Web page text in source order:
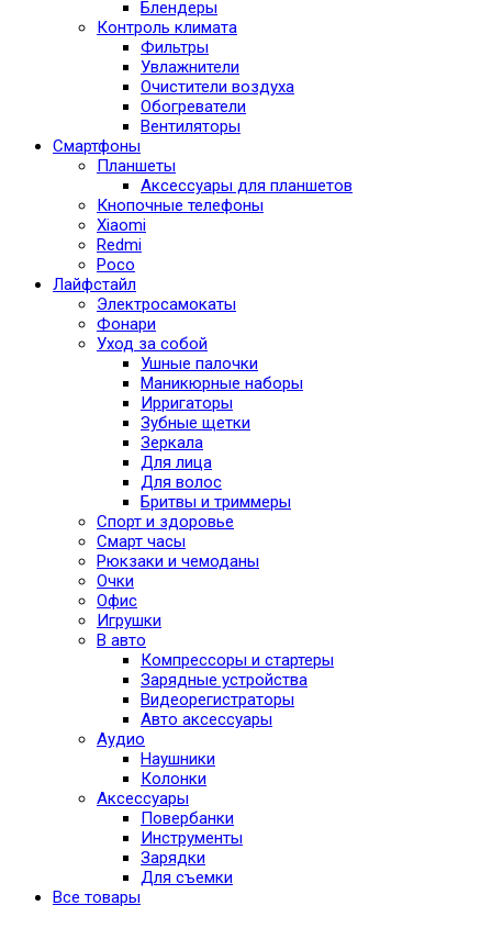
Блендеры
Контроль климата
Фильтры
Увлажнители
Очистители воздуха
Обогреватели
Вентиляторы
Смартфоны
Планшеты
Аксессуары для планшетов
Кнопочные телефоны
Xiaomi
Redmi
Poco
Лайфстайл
Электросамокаты
Фонари
Уход за собой
Ушные палочки
Маникюрные наборы
Ирригаторы
Зубные щетки
Зеркала
Для лица
Для волос
Бритвы и триммеры
Спорт и здоровье
Смарт часы
Рюкзаки и чемоданы
Очки
Офис
Игрушки
В авто
Компрессоры и стартеры
Зарядные устройства
Видеорегистраторы
Авто аксессуары
Аудио
Наушники
Колонки
Аксессуары
Повербанки
Инструменты
Зарядки
Для съемки
Все товары